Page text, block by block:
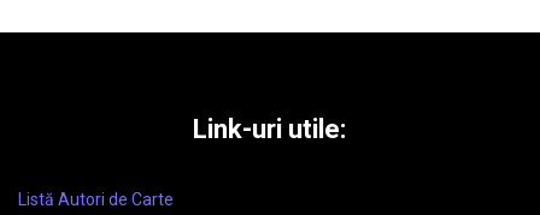
Link-uri utile:
Listă Autori de Carte